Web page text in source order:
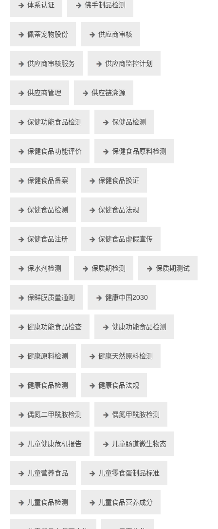
体系认证 佛手制品检测
佩蒂宠物股份 供应商审核
供应商审核服务 供应商监控计划
供应商管理 供应链溯源
保健功能食品检测 保健品检测
保健食品功能评价 保健食品原料检测
保健食品备案 保健食品换证
保健食品检测 保健食品法规
保健食品注册 保健食品虚假宣传
保水剂检测 保质期检测 保质期测试
保鲜膜质量通则 健康中国2030
健康功能食品检查 健康功能食品检测
健康原料检测 健康天然原料检测
健康食品检测 健康食品法规
偶氮二甲酰胺检测 偶氮甲酰胺检测
儿童健康危机报告 儿童肠道微生物态
儿童营养食品 儿童零食蛋制品标准
儿童食品检测 儿童食品营养成分